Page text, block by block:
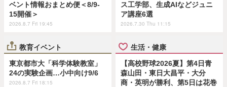
ベント情報おまとめ便＜8/9-
15開催＞
2026.8.7 Fri 19:45
ス工学部、生成AIなどジュニ
ア講座6選
2026.7.30 Thu 11:15
教育イベント
東京都市大「科学体験教室」
24の実験企画…小中向け9/6
2026.8.7 Fri 18:15
生活・健康
【高校野球2026夏】第4日青
森山田・東日大昌平・大分
商・英明が勝利、第5日は花巻